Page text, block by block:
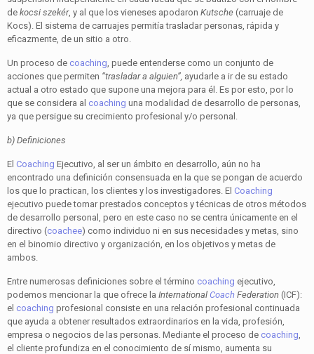
de kocsi szekér, y al que los vieneses apodaron Kutsche (carruaje de
Kocs). El sistema de carruajes permitía trasladar personas, rápida y
eficazmente, de un sitio a otro.
Un proceso de coaching , puede entenderse como un conjunto de
acciones que permiten “trasladar a alguien”, ayudarle a ir de su estado
actual a otro estado que supone una mejora para él. Es por esto, por lo
que se considera al coaching una modalidad de desarrollo de personas,
ya que persigue su crecimiento profesional y/o personal.
b) Definiciones
El Coaching Ejecutivo, al ser un ámbito en desarrollo, aún no ha
encontrado una definición consensuada en la que se pongan de acuerdo
los que lo practican, los clientes y los investigadores. El Coaching
ejecutivo puede tomar prestados conceptos y técnicas de otros métodos
de desarrollo personal, pero en este caso no se centra únicamente en el
directivo (coachee) como individuo ni en sus necesidades y metas, sino
en el binomio directivo y organización, en los objetivos y metas de
ambos.
Entre numerosas definiciones sobre el término coaching ejecutivo,
podemos mencionar la que ofrece la International Coach Federation (ICF):
el coaching profesional consiste en una relación profesional continuada
que ayuda a obtener resultados extraordinarios en la vida, profesión,
empresa o negocios de las personas. Mediante el proceso de coaching
el cliente profundiza en el conocimiento de sí mismo, aumenta su